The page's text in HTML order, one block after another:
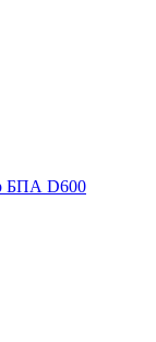
БПА D600